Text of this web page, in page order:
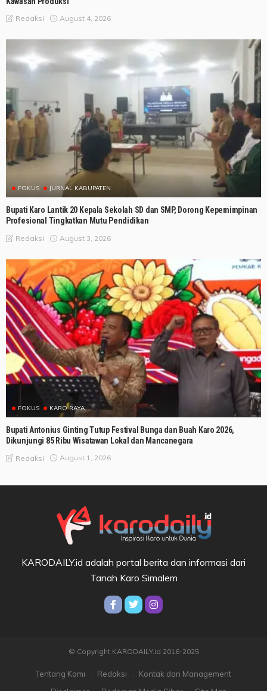
Redaksi August 4, 2026
FOKUS JURNAL KABUPATEN
Bupati Karo Lantik 20 Kepala Sekolah SD dan SMP, Dorong Kepemimpinan
Profesional Tingkatkan Mutu Pendidikan
Redaksi August 3, 2026
FOKUS KARO RAYA
Bupati Antonius Ginting Tutup Festival Bunga dan Buah Karo 2026,
Dikunjungi 85 Ribu Wisatawan Lokal dan Mancanegara
Redaksi August 1, 2026
KARODAILY.id adalah portal berita dan informasi dari
Tanah Karo Simalem
© Copyright KARODAILY.id 2016-2025
Tentang Kami Redaksi
Kontak dan Management